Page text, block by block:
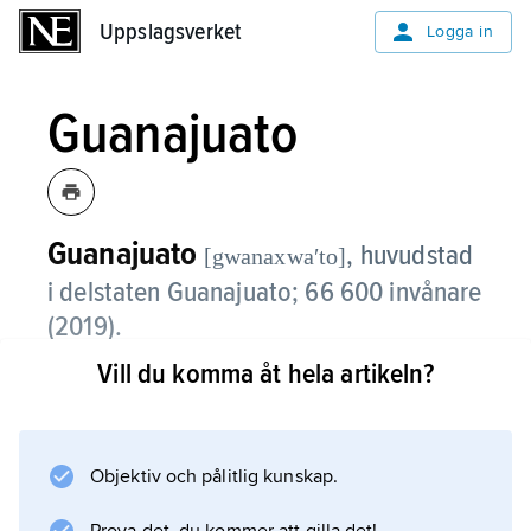
Uppslagsverket Logga in
Guanajuato
Guanajuato [gwanaxwaʹto], huvudstad
i delstaten Guanajuato; 66 600 invånare
(2019).
Staden grundades 1544, fick stadsrättigheter
betydande silvercentrum. Den enorma
Vill du komma åt hela artikeln?
Objektiv och pålitlig kunskap.